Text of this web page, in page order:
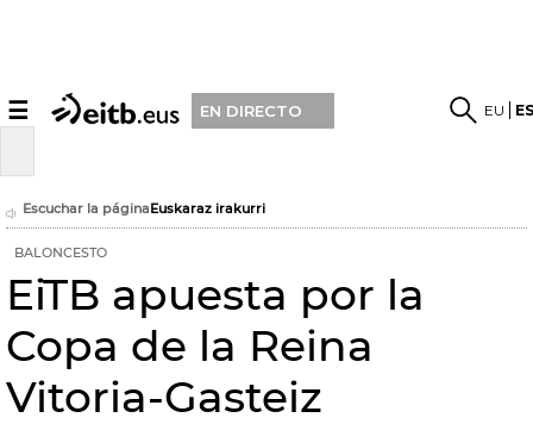
☰ EN DIRECTO EU
Escuchar la páginaEuskaraz irakurri
BALONCESTO
EiTB apuesta por la
Copa de la Reina
Vitoria-Gasteiz